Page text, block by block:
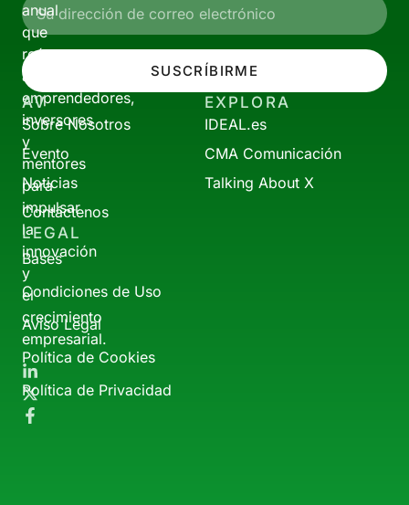
anual
que
reúne
a
emprendedores,
inversores
y
mentores
para
impulsar
la
innovación
y
el
crecimiento
empresarial.
SUSCRÍBIRME
AV
Sobre Nosotros
Evento
Noticias
Contáctenos
EXPLORA
IDEAL.es
CMA Comunicación
Talking About X
LEGAL
Bases
Condiciones de Uso
Aviso Legal
Política de Cookies
Política de Privacidad